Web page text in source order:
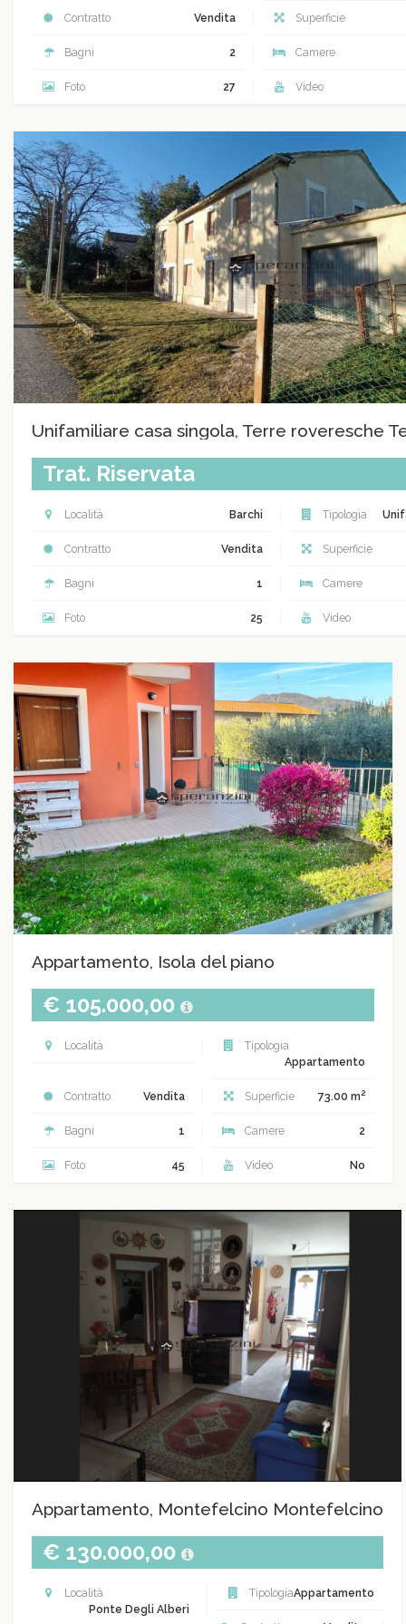
Contratto Vendita Superficie
Bagni 2 Camere
Foto 27 Video
Unifamiliare casa singola, Terre roveresche
Trat. Riservata
Località Barchi Tipologia
Contratto Vendita Superficie
Bagni 1 Camere
Foto 25 Video
Appartamento, Isola del piano
€ 105.000,00
Località
Tipologia
Appartamento
Contratto Vendita Superficie 73.00 m2
Bagni 1 Camere 2
Foto 45 Video No
Appartamento, Montefelcino Montefelcino
€ 130.000,00
Località
Ponte Degli Alberi
TipologiaAppartamento